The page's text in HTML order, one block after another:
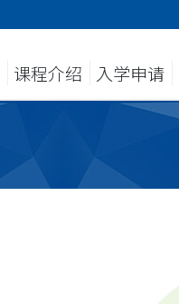
课程介绍 入学申请